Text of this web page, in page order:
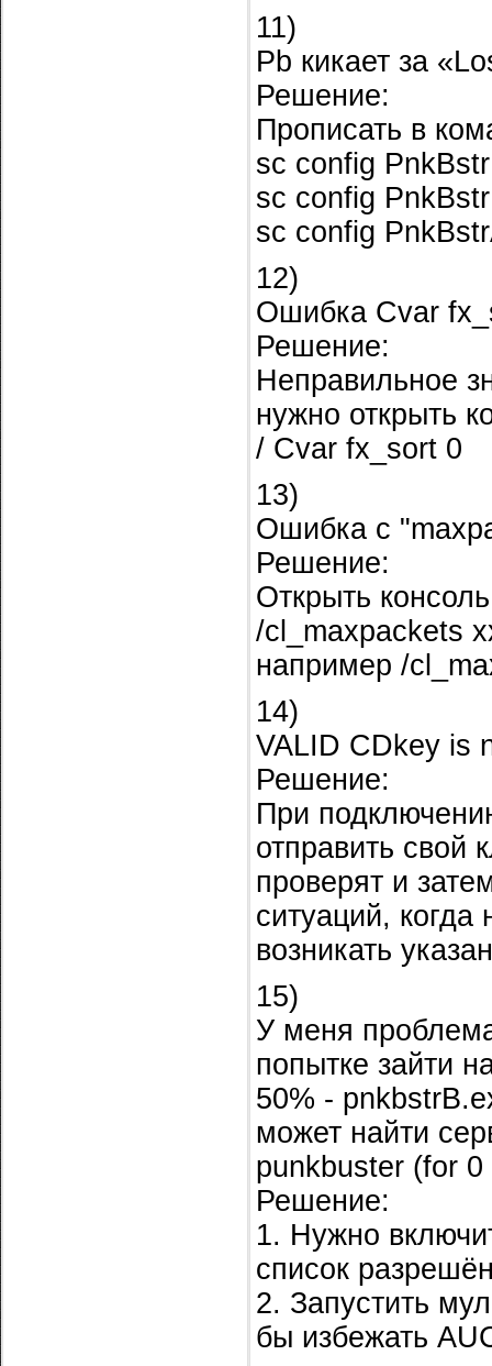
11)
Pb кикает за
Решение:
Прописать в
sc config
sc config
sc config
12)
Ошибка Cvar
Решение:
Неправильное
нужно открыть
/ Cvar fx_sort 0
13)
Ошибка с
Решение:
Открыть
/cl_maxpackets
например /
14)
VALID CDkey is
Решение:
При
отправить свой
проверят и
ситуаций, когда
возникать
15)
У меня
попытке зайти
50% -
может найти
punkbuster (for
Решение:
1. Нужно
список
2. Запустить
бы избежать